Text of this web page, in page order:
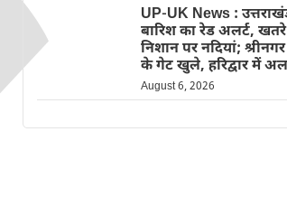
UP-UK News :
बारिश का रेड अलर्ट,
निशान पर नदियां;
के गेट खुले, हरिद्वार में
August 6, 2026